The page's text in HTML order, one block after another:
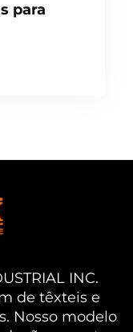
para
INC.
de têxteis e
Nosso modelo